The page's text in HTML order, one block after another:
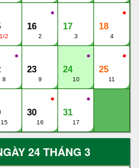
1/2
●
16
2
17
3
●
18
4
●
8
23
9
●
24
10
●
25
11
15
●
30
16
●
31
17
24 THÁNG 3